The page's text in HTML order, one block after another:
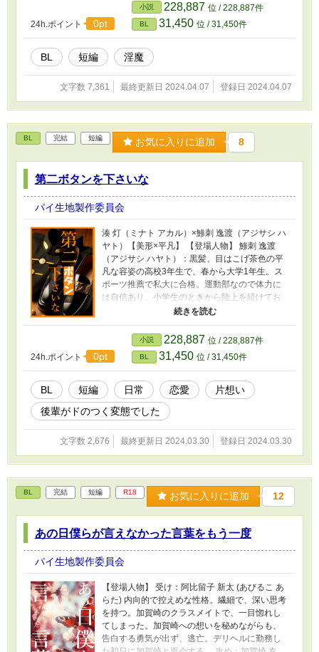
24h.ポイント 0pt
小説 228,887 位 / 228,887件
BL 31,450 位 / 31,450件
BL 短編 淫魔
文字数 7,361 最終更新日 2024.04.07 登録日 2024.04.07
BL 完結 短編 お気に入りに追加 8
第二ボタンを下さいな
パイ生地製作委員会
湊 灯（ミナト アカル）×鯵刺 逸渡（アジサシ ハ
ヤト）【美形×平凡】 【登場人物】 鯵刺 逸渡
（アジサシ ハヤト）：黒髪、目はこげ茶色の平
凡な容姿の高校3年生で、春から大学1年生。ス
ポーツ推薦で私大に合格。運動部なので体力に
は自信あり。小学生のときから陸上を続けてお
り、お正月の箱根駅伝に出るのが小さいころか
らの目標。趣味は陸上や健康関連の動画を見る
こと。 湊 灯（ミナト アカル）：鯵刺と同じ高校
の2年生で、春から3年生。髪の毛はブリュネッ
ト（栗毛色、地毛）で、瞳の色はアンバー（赤
っぽい濃い茶色）。外見に華あり、性癖に難あ
りの残念な青年。高校のときアジさんと同じ陸
上部だった。できることなら四六時中アジさん
とくっついていたい引っ付き虫。 【あらすじ】
る、二人の高校生の友情と恋の物語。鯵刺逸渡
ル）は陸上をきっかけに出会い、次第に心を通
わせていく。しかし、卒業を控えたアジさん
は、自分の気持ちを伝えることをためらい、代
わりに制服の第二ボタンをアカルにプレゼント
する。卒業式の後、アカルがアジさんに最後の
キスを求め、二人の想いが交錯する。そして、
アジさんが東京へ旅立つ日、アカルは彼を見送
り、彼らの手は握り締められたまま、新たな旅
立ちへと向かう。終わりなき旅路の中で、彼ら
「私の愛を受け止めて」の意味が重なる。 更新
報告用のX（Twitter）をフォローすると作品更新
に早く気づけて便利です X（旧Twitter）：
https://twitter.com/piedough_bl 制作秘話ブロ
グ： https://piedough.fanbox.cc/ メッセージもら
24h.ポイント 0pt
小説 228,887 位 / 228,887件
BL 31,450 位 / 31,450件
BL 短編 日常 恋愛
片想い
後輩がドのつく変態でした
文字数 2,676 最終更新日 2024.03.30 登録日 2024.03.30
BL 完結 短編 R18 お気に入りに追加 12
あの日僕らが言えなかった言葉をもう一度
パイ生地製作委員会
【登場人物】 受け：阿比留子 新太 (あびるこ あ
らた) 内向的で控えめな性格。繊細で、深い思考
を持つ。加賀崎のクラスメイトで、一目惚れし
てしまった。加賀崎への想いを秘めながらも、
告白する勇気が出ず、逃亡。デリヘルに勤務し